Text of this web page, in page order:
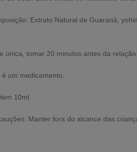
Extrato Natural de Guaraná,
única, tomar 20 minutos antes da relação.
é um medicamento.
10ml
Manter fora do alcance das